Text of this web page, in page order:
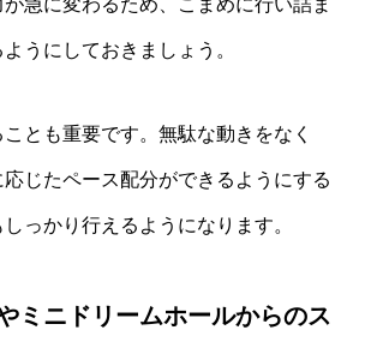
急に変わるため、こまめに行い詰ま
うにしておきましょう。
とも重要です。無駄な動きをなく
じたペース配分ができるようにする
っかり行えるようになります。
ミニドリームホールからのス